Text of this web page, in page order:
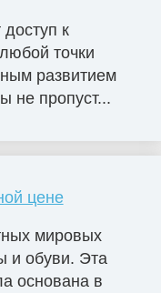
к
точки
развитием
не пропуст...
цене
мировых
и обуви. Эта
основана в